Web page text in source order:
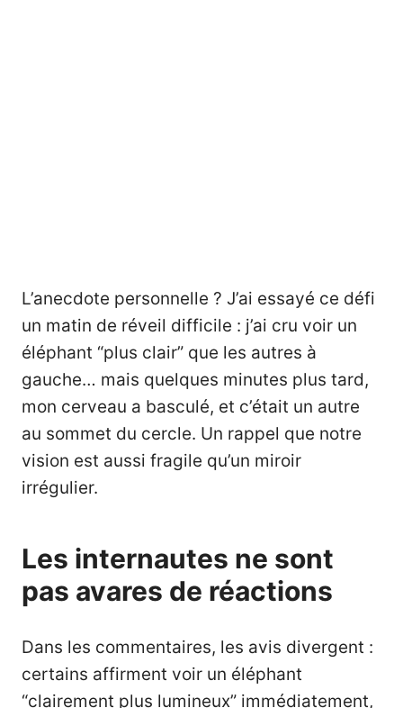
L’anecdote personnelle ? J’ai essayé ce défi
un matin de réveil difficile : j’ai cru voir un
éléphant “plus clair” que les autres à
gauche… mais quelques minutes plus tard,
mon cerveau a basculé, et c’était un autre
au sommet du cercle. Un rappel que notre
vision est aussi fragile qu’un miroir
irrégulier.
Les internautes ne sont
pas avares de réactions
Dans les commentaires, les avis divergent :
certains affirment voir un éléphant
“clairement plus lumineux” immédiatement,